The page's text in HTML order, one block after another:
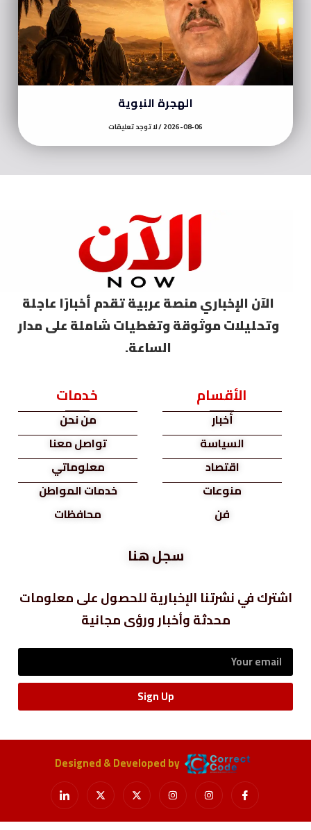
الهجرة النبوية
2026-08-06 لا توجد تعليقات
الآن الإخباري منصة عربية تقدم أخبارًا عاجلة
وتحليلات موثوقة وتغطيات شاملة على مدار
الساعة.
الأقسام
أخبار
السياسة
اقتصاد
منوعات
فن
خدمات
من نحن
تواصل معنا
معلوماتي
خدمات المواطن
محافظات
سجل هنا
اشترك في نشرتنا الإخبارية للحصول على معلومات
محدثة وأخبار ورؤى مجانية
Sign Up
Designed & Developed by